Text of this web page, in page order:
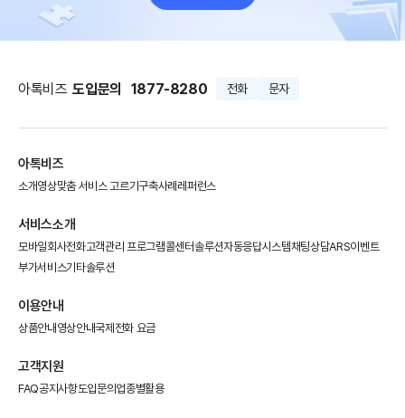
아톡비즈 도입문의 1877-8280 전화 문자
아톡비즈
소개영상맞춤 서비스 고르기구축사례 레퍼런스
서비스소개
모바일회사전화고객관리 프로그램콜센터솔루션자동응답시스템채팅상담ARS이벤트
부가서비스기타솔루션
이용안내
상품안내 영상안내국제전화 요금
고객지원
FAQ공지사항도입문의 업종별활용